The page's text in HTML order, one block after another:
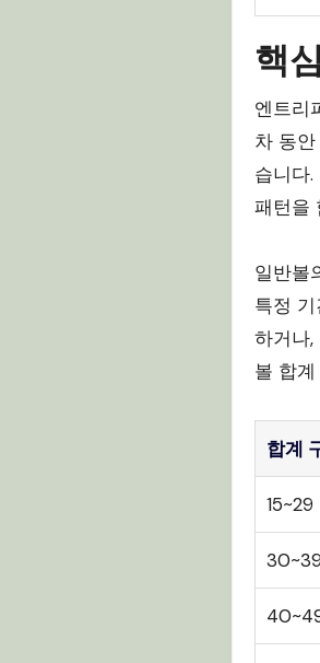
핵
엔트리
차 동
습니다
패턴을
일반볼
특정
하거나
볼 합
합계
15~29